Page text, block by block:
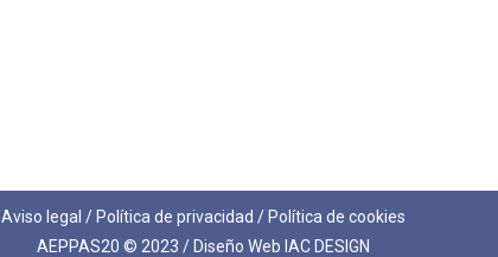
Aviso legal / Política de privacidad / Política de cookies
AEPPAS20 © 2023 / Diseño Web IAC DESIGN